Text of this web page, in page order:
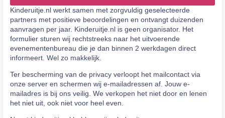
Kinderuitje.nl werkt samen met zorgvuldig geselecteerde
partners met positieve beoordelingen en ontvangt duizenden
aanvragen per jaar. Kinderuitje.nl is geen organisator. Het
formulier sturen wij rechtstreeks naar het uitvoerende
evenementenbureau die je dan binnen 2 werkdagen direct
informeert. Wel zo makkelijk.
Ter bescherming van de privacy verloopt het mailcontact via
onze server en schermen wij e-mailadressen af. Jouw e-
mailadres is bij ons veilig. We verkopen het niet door en lenen
het niet uit, ook niet voor heel even.